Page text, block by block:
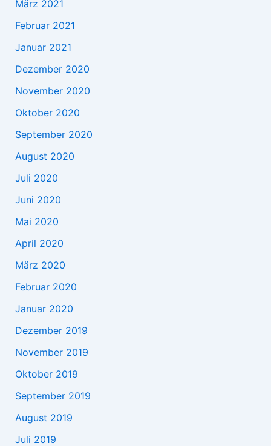
März 2021
Februar 2021
Januar 2021
Dezember 2020
November 2020
Oktober 2020
September 2020
August 2020
Juli 2020
Juni 2020
Mai 2020
April 2020
März 2020
Februar 2020
Januar 2020
Dezember 2019
November 2019
Oktober 2019
September 2019
August 2019
Juli 2019